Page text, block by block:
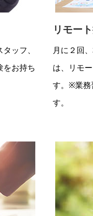
ッフ、
をお持ち
リモー
月に２回
は、リモ
す。※業務
す。